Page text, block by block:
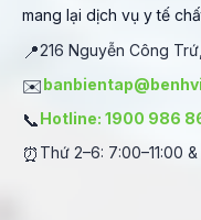
mang lại dịch vụ y tế
📍216 Nguyễn Công
✉️
📞Hotline: 1900 986
⏰ Thứ 2–6: 7:00–11:00